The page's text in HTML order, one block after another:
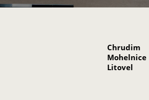
Chrudim
Mohelnice
Litovel